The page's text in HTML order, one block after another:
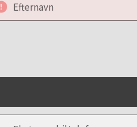
Efternavn